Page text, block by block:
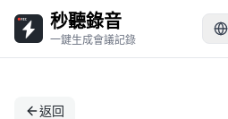
秒聽錄音
一鍵生成會議記錄
返回